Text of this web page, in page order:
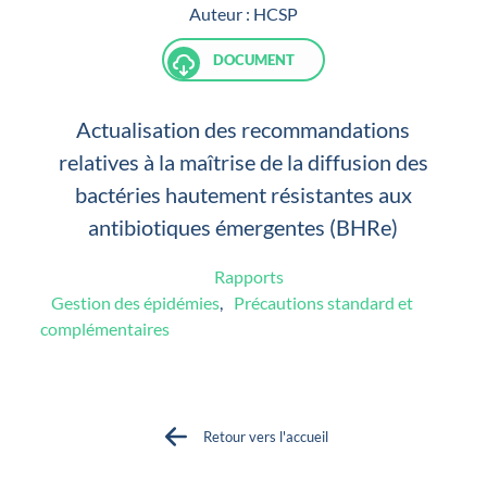
Auteur : HCSP
DOCUMENT
Actualisation des recommandations
relatives à la maîtrise de la diffusion des
bactéries hautement résistantes aux
antibiotiques émergentes (BHRe)
Rapports
Gestion des épidémies, Précautions standard et
complémentaires
Retour vers l'accueil